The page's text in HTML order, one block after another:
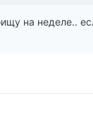
на неделе..